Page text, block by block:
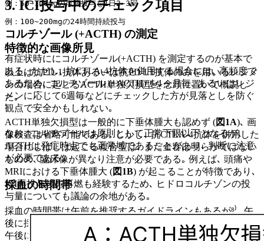
例：50~100mgの点滴投与を1日2~3回
例：100~200mgの24時間持続投与
特徴的な画像所見
以上は抗PD-1抗体あるいは抗PD-L1抗体のみを用いるレジメ
ンの場合に起こるACTH単独欠損型を念頭に置いて概説し
た｡
ACTH単独欠損型は一般的に下垂体腫大も認めず (図1A)､ 画
像検査は省略可能である｡ しかし､ 抗CTLA-4抗体を併用した
場合にしばしば起こる複合型は､ まだ全容は明らかではない
ものの､ 臨床像が異なり注意が必要である｡ 例えば､ 頭痛や
MRIにおける下垂体腫大 (図1B) が起こることが特徴であり､
ICI再投与後の再燃も経験するため､ ヒドロコルチゾンの投
与量についても議論の余地がある｡
3. ICI投与中のチェック項目
コルチゾール (+ACTH) の測定
有症状時ににコルチゾール(+ACTH) を測定するのが基本で
ある｡ ただし､ 抗CTLA-4抗体を併用する場合には､ 高頻度で
あるため､ コルチゾール (+ACTH) を1ヶ月毎､ あるいはレジ
メンに応じて6週毎などにチェックした方が見落としを防ぐ
観点で安全かもしれない｡
なお､ コルチゾールは原則として正常下限以下となるが､
ACTHは発症時点でも正常域であることがあり､ 判断に注意
が必要である｡
採血の時間帯
採血の時間帯は午前を推奨するガイドラインもあるが⁸⁾､ 午
後に採血しても正常域にあれば下垂体irAEを除外でき､ もし
午後に採血して低値であった場合も症状に乏しければ後日午